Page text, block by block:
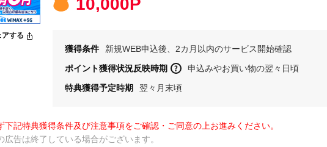
アする
10,000P
獲得条件
新規WEB申込後、2カ月以内のサービス開始確認
ポイント獲得状況反映時期
申込みやお買い物の翌々日頃
特典獲得予定時期
翌々月末頃
下記特典獲得条件及び注意事項をご確認・ご同意の上お進みください。
広告は終了している場合がございます。